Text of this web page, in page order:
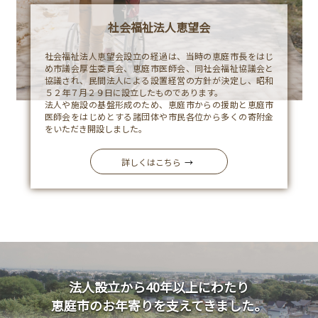
報
公
開
Publics施
設
内
- 地域密着型特別養護老人ホーム 恵望園はな
- 地域密着型特別養護老人ホーム 恵望園 心楽
社会福祉法人恵望会
社会福祉法人恵望会設立の経過は、当時の恵庭市長をはじ
め市議会厚生委員会、恵庭市医師会、同社会福祉協議会と
協議され、民間法人による設置経営の方針が決定し、昭和
５２年７月２９日に設立したものであります。
法人や施設の基盤形成のため、恵庭市からの援助と恵庭市
医師会をはじめとする諸団体や市民各位から多くの寄附金
をいただき開設しました。
詳しくはこちら →
法人設立から40年以上にわたり
恵庭市のお年寄りを支えてきました。